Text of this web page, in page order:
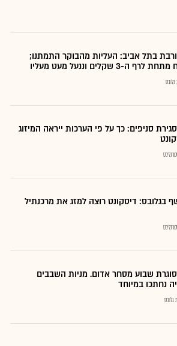
בתל אביב: העליות מהבוקר התמתנו;
ה-3 שקלים וננעל מעט מעליו
גלובס
סניפים: כך על פי הערכות ייראה המיזוג
בגלובס: דיסקונט רוצה למזג את מרכנתיל
שבוע מסחר אדום. מניות השבבים
נחתכו במיוחד
גלובס